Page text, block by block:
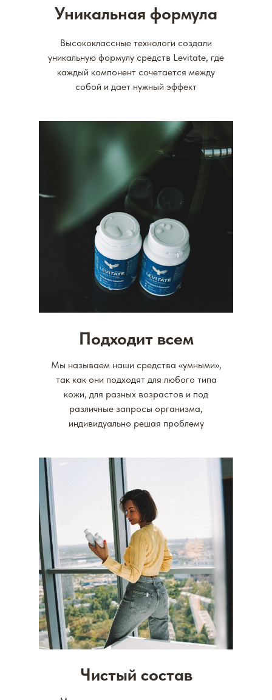
Чистый состав
Мы называем наши средства «умными»,
так как они подходят для любого типа
кожи, для разных возрастов и под
различные запросы организма,
индивидуально решая проблему
Подходит всем
Высококлассные технологи создали
уникальную формулу средств Levitate, где
каждый компонент сочетается между
собой и дает нужный эффект
Уникальная формула